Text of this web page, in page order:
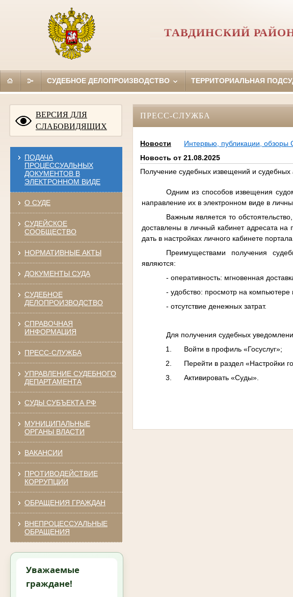
ТАВДИНСКИЙ
СУДЕБНОЕ ДЕЛОПРОИЗВОДСТВО ТЕРРИТОРИАЛЬНАЯ
ВЕРСИЯ ДЛЯ
СЛАБОВИДЯЩИХ
ПОДАЧА
ПРОЦЕССУАЛЬНЫХ
ДОКУМЕНТОВ В
ЭЛЕКТРОННОМ ВИДЕ
О СУДЕ
СУДЕЙСКОЕ
СООБЩЕСТВО
НОРМАТИВНЫЕ АКТЫ
ДОКУМЕНТЫ СУДА
СУДЕБНОЕ
ДЕЛОПРОИЗВОДСТВО
СПРАВОЧНАЯ
ИНФОРМАЦИЯ
ПРЕСС-СЛУЖБА
УПРАВЛЕНИЕ СУДЕБНОГО
ДЕПАРТАМЕНТА
СУДЫ СУБЪЕКТА РФ
МУНИЦИПАЛЬНЫЕ
ОРГАНЫ ВЛАСТИ
ВАКАНСИИ
ПРОТИВОДЕЙСТВИЕ
КОРРУПЦИИ
ОБРАЩЕНИЯ ГРАЖДАН
ВНЕПРОЦЕССУАЛЬНЫЕ
ОБРАЩЕНИЯ
Уважаемые
граждане!
ПРЕСС-СЛУЖБА
Новости Интервью, публикации,
Новость от 21.08.2025
Получение судебных извещений и судебных
Одним из способов извещения
направление их в электронном виде в
Важным является то
доставлены в личный кабинет адресата на
дать в настройках личного кабинете портала
Преимуществами получения
являются:
- оперативность: мгновенная
- удобство: просмотр на
- отсутствие денежных затрат.
Для получения судебных
1.
Войти в профиль «Госуслуг»;
2.
Перейти в раздел «Настройки
3.
Активировать «Суды».